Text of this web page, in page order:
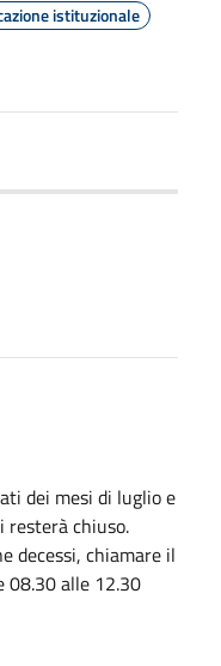
istituzionale
dei mesi di luglio e
resterà chiuso.
decessi, chiamare il
alle 12.30